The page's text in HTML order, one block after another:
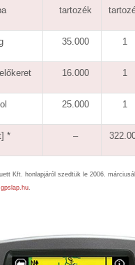
tartozék
35.000 1
16.000 1
25.000 1
* –
Kft. honlapjáról szedtük le 2006.
.